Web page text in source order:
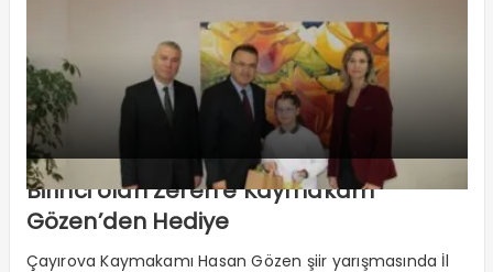
Birinci olan Zeren’e Kaymakam
Gözen’den Hediye
Çayırova Kaymakamı Hasan Gözen şiir yarışmasında İl